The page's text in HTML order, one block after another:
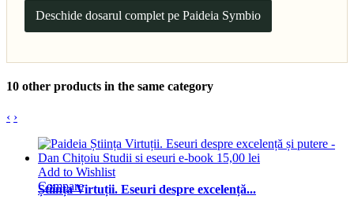
Deschide dosarul complet pe Paideia Symbio
10 other products in the same category
‹ ›
Add to Wishlist
Compare
Știința Virtuții. Eseuri despre excelență...